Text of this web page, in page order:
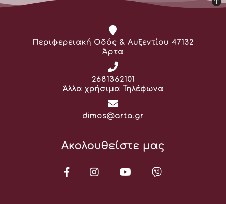
Διεύθυνση:
Περιφερειακή Οδός & Αυξεντίου 47132
Άρτα
Τηλέφωνο:
2681362101
Άλλα χρήσιμα Τηλέφωνα
Email:
dimos@arta.gr
Ακολουθείστε μας